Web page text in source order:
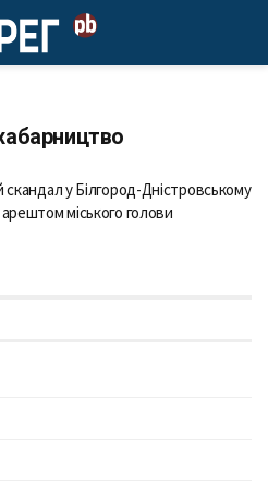
скандал у Білгород-Дністровському
міського голови